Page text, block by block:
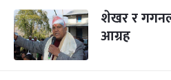
शेखर र
आग्रह